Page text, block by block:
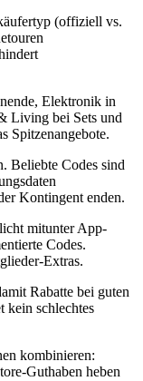
(offiziell vs.
Elektronik in
Living bei Sets und
Spitzenangebote.
Beliebte Codes sind
Kontingent enden.
mitunter App-
Codes.
Extras.
Rabatte bei guten
kein schlechtes
kombinieren:
Guthaben heben